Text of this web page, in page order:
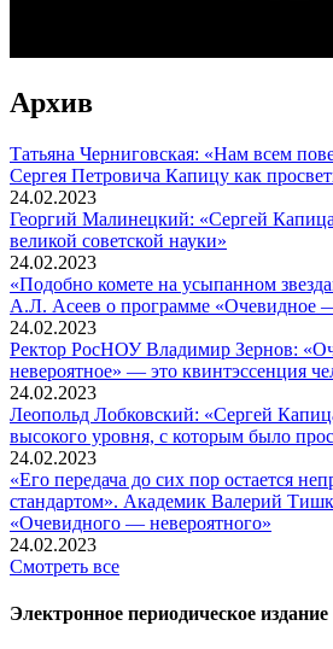
Архив
Татьяна Черниговская: «Нам всем
Сергея Петровича Капицу как
24.02.2023
Георгий Малинецкий: «Сергей
великой советской науки»
24.02.2023
«Подобно комете на усыпанном
А.Л. Асеев о программе «Очевидное
24.02.2023
Ректор РосНОУ Владимир Зернов:
невероятное» — это квинтэссенция
24.02.2023
Леопольд Лобковский: «Сергей
высокого уровня, с которым было
24.02.2023
«Его передача до сих пор остается
стандартом». Академик Валерий
«Очевидного — невероятного»
24.02.2023
Смотреть все
Электронное периодическое